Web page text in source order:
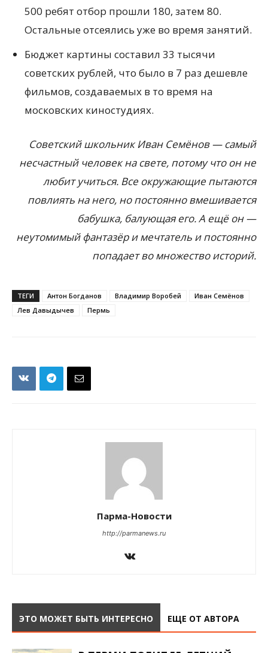
500 ребят отбор прошли 180, затем 80.
Остальные отсеялись уже во время занятий.
Бюджет картины составил 33 тысячи
советских рублей, что было в 7 раз дешевле
фильмов, создаваемых в то время на
московских киностудиях.
Советский школьник Иван Семёнов — самый
несчастный человек на свете, потому что он не
любит учиться. Все окружающие пытаются
повлиять на него, но постоянно вмешивается
бабушка, балующая его. А ещё он —
неутомимый фантазёр и мечтатель и постоянно
попадает во множество историй.
ТЕГИ Антон Богданов Владимир Воробей
Иван Семёнов
Лев Давыдычев
Пермь
Парма-Новости
http://parmanews.ru
ЭТО МОЖЕТ БЫТЬ ИНТЕРЕСНО ЕЩЕ ОТ АВТОРА